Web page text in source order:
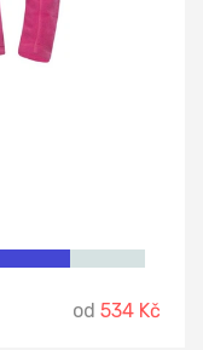
od 534 Kč